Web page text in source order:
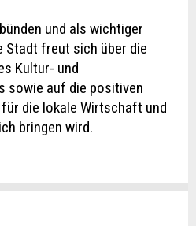
und als wichtiger
freut sich über die
Kultur- und
sowie auf die positiven
die lokale Wirtschaft und
bringen wird.